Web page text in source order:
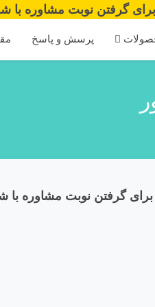
برای گرفتن نوبت مشاوره با شماره 09016196817 هماهنگ
پرسش و پاسخ
برای گرفتن نوبت مشاوره با شماره 09016196817